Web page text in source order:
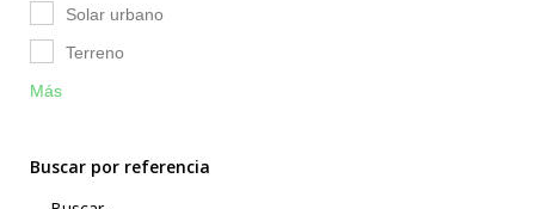
Solar urbano
Terreno
Más
Buscar por referencia